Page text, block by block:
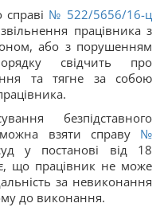
№ 522/5656/16-ц
працівника з
або з порушенням
свідчить про
та тягне за собою
безпідставного
взяти справу №
у постанові від 18
що працівник не може
за невиконання
до виконання.